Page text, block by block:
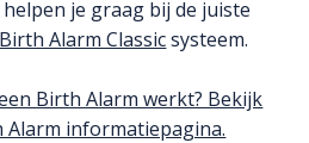
je graag bij de juiste
Birth Alarm Classicsysteem.
Birth Alarm werkt? Bekijk
informatiepagina.